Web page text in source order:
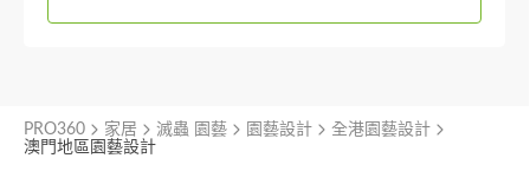
PRO360 家居 滅蟲 園藝 園藝設計
全港園藝設計
澳門地區園藝設計